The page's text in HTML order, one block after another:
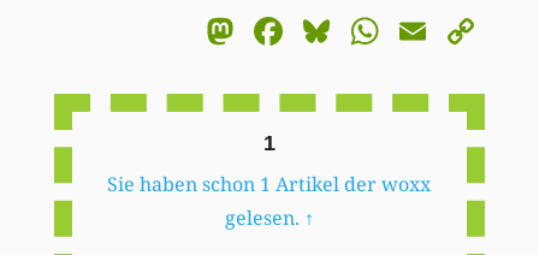
Mastodon
Facebook
BlueskyEmail
1
Sie haben schon 1 Artikel der woxx
gelesen. ↑